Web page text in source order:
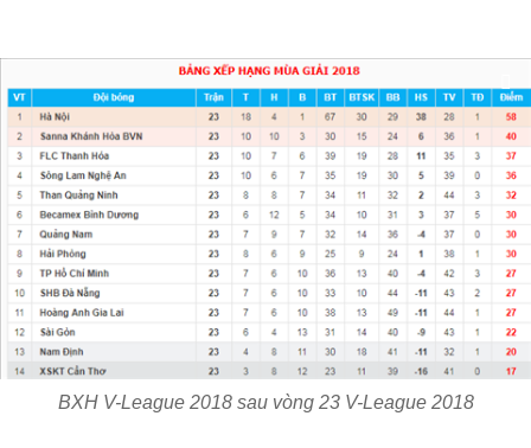
BXH V-League 2018 sau vòng 23 V-League 2018